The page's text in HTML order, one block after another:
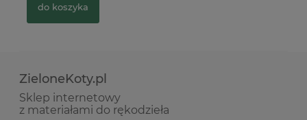
do koszyka
ZieloneKoty.pl
Sklep internetowy
z materiałami do rękodzieła